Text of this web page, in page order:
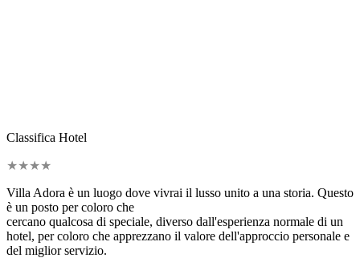
Classifica Hotel
★★★★
Villa Adora è un luogo dove vivrai il lusso unito a una storia. Questo
è un posto per coloro che
cercano qualcosa di speciale, diverso dall'esperienza normale di un
hotel, per coloro che apprezzano il valore dell'approccio personale e
del miglior servizio.